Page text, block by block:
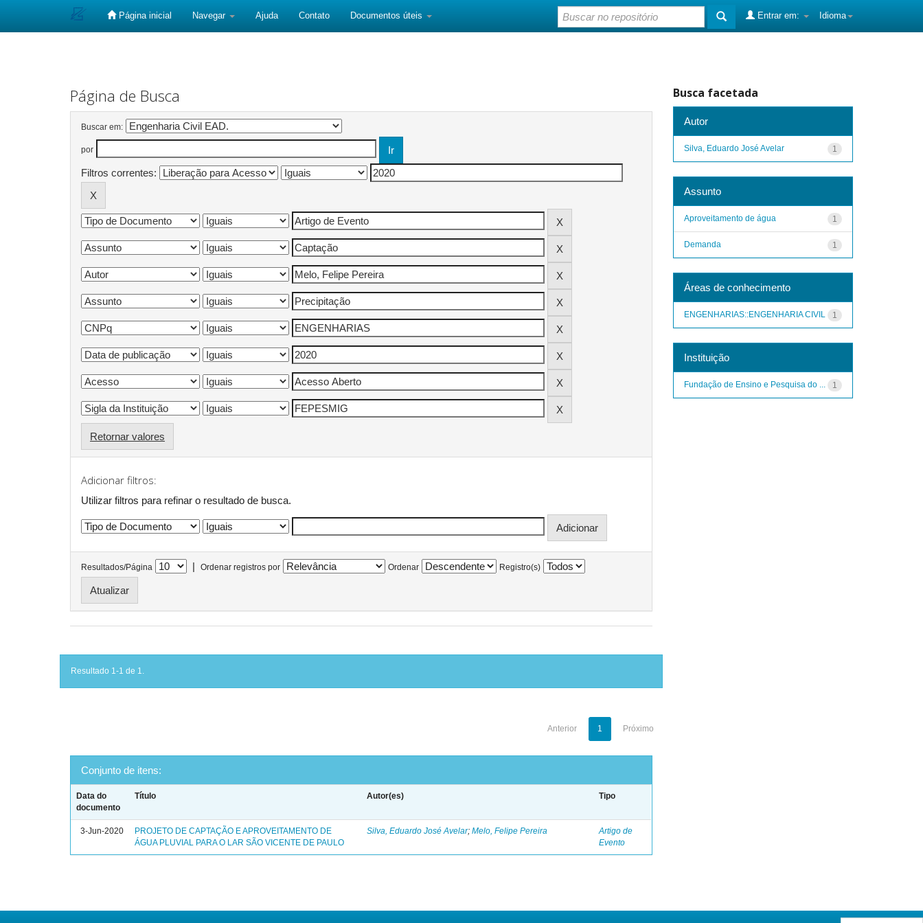
Página inicial Navegar Ajuda Contato Documentos úteis Idioma
Entrar em:
Página de Busca
Buscar em:
por
Filtros correntes:
Retornar valores
Adicionar filtros:
Utilizar filtros para refinar o resultado de busca.
Resultados/Página | Ordenar registros por Ordenar Registro(s)
Resultado 1-1 de 1.
Anterior 1 Próximo
Conjunto de itens:
Data do
documento
Título Autor(es) Tipo
3-Jun-2020
PROJETO DE CAPTAÇÃO E APROVEITAMENTO DE
ÁGUA PLUVIAL PARA O LAR SÃO VICENTE DE PAULO
Silva, Eduardo José Avelar;Melo, Felipe Pereira
Artigo de
Evento
Busca facetada
Autor
1
Silva, Eduardo José Avelar
Assunto
1
Aproveitamento de água
1
Demanda
Áreas de conhecimento
1
ENGENHARIAS::ENGENHARIA CIVIL
Instituição
1
Fundação de Ensino e Pesquisa do ...